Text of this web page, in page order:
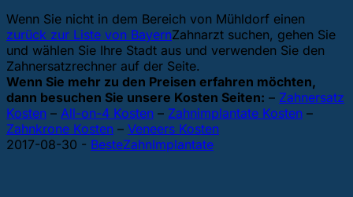
Wenn Sie nicht in dem Bereich von Mühldorf einen
Zahnarzt suchen, gehen Sie
zurück zur Liste von Bayern
und wählen Sie Ihre Stadt aus und verwenden Sie den
Zahnersatzrechner auf der Seite.
Wenn Sie mehr zu den Preisen erfahren möchten,
dann besuchen Sie unsere Kosten Seiten: – Zahnersatz
Kosten – All-on-4 Kosten – Zahnimplantate Kosten –
Zahnkrone Kosten – Veneers Kosten
2017-08-30 - BesteZahnImplantate